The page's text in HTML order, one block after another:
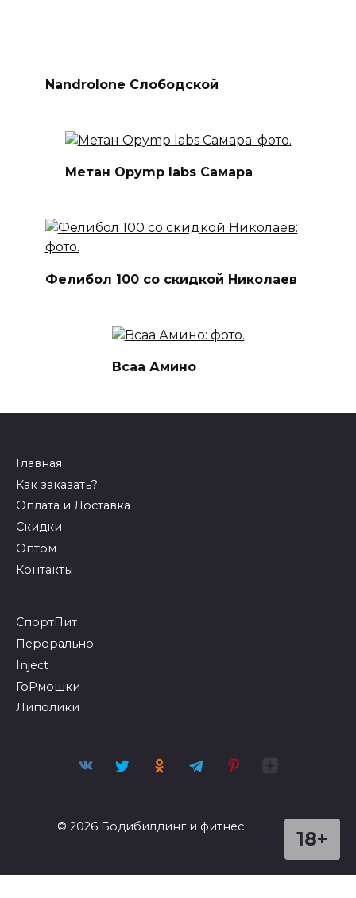
Nandrolone Слободской
Метан Opymp labs Самара
Фелибол 100 со скидкой Николаев
Bcaa Амино
Главная
Как заказать?
Оплата и Доставка
Скидки
Оптом
Контакты
СпортПит
Перорально
Inject
ГоРмошки
Липолики
18+
© 2026 Бодибилдинг и фитнес